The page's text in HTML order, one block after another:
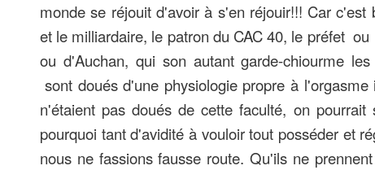
monde se réjouit d'avoir à s'en réjouir!!! Car
et le milliardaire, le patron du CAC 40, le préfet
ou d'Auchan, qui son autant garde-chiourme
sont doués d'une physiologie propre à
n'étaient pas doués de cette faculté, on pourrait
pourquoi tant d'avidité à vouloir tout posséder et
nous ne fassions fausse route. Qu'ils ne